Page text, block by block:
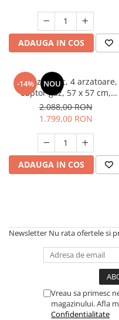
ADAUGA IN COS
-14% NOU
Aragaz rustic, 4 arzatoare,
cuptor gaz, 57 x 57 cm,
rotisor, grill, ventilatie,
aprindere electrica, gratare
fonta, negru + plita inox,
Studio Casa Marco
2.088,00 RON
1.799,00 RON
ADAUGA IN COS
Newsletter Nu rata ofertele si
Vreau sa primesc
magazinului. Afla
Confidentialitate